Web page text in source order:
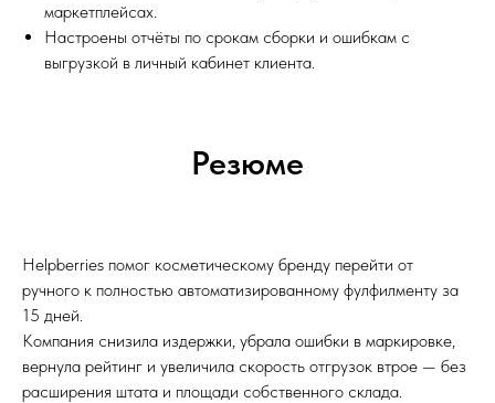
маркетплейсах.
Настроены отчёты по срокам сборки и ошибкам с
выгрузкой в личный кабинет клиента.
Резюме
Helpberries помог косметическому бренду перейти от
ручного к полностью автоматизированному фулфилменту за
15 дней.
Компания снизила издержки, убрала ошибки в маркировке,
вернула рейтинг и увеличила скорость отгрузок втрое — без
расширения штата и площади собственного склада.